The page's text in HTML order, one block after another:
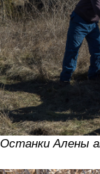
Останки Алены